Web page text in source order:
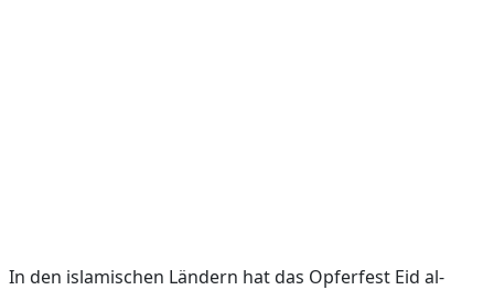
In den islamischen Ländern hat das Opferfest Eid al-